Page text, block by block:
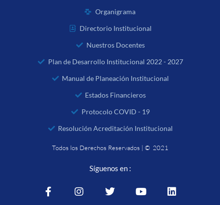
Organigrama
Directorio Institucional
Nuestros Docentes
Plan de Desarrollo Institucional 2022 - 2027
Manual de Planeación Institucional
Estados Financieros
Protocolo COVID - 19
Resolución Acreditación Institucional
Todos los Derechos Reservados | © 2021
Síguenos en :